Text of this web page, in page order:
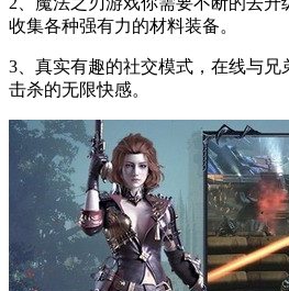
收集各种强有力的材料装备。
3、真实有趣的社交模式，在线与
击杀的无限快感。